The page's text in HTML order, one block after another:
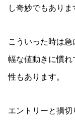
し奇妙でもありま
こういった時は
幅な値動きに慣
性もあります。
エントリーと損切